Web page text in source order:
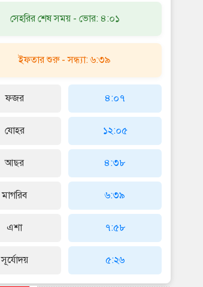
সেহরির শেষ সময় - ভোর: ৪:০১
ইফতার শুরু - সন্ধ্যা: ৬:৩৯
ফজর
যোহর
আছর
মাগরিব
এশা
সূর্যোদয়
৪:০৭
১২:০৫
৪:৩৮
৬:৩৯
৭:৫৮
৫:২৬